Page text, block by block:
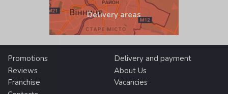
Delivery areas
Promotions
Delivery and payment
Reviews
About Us
Franchise
Vacancies